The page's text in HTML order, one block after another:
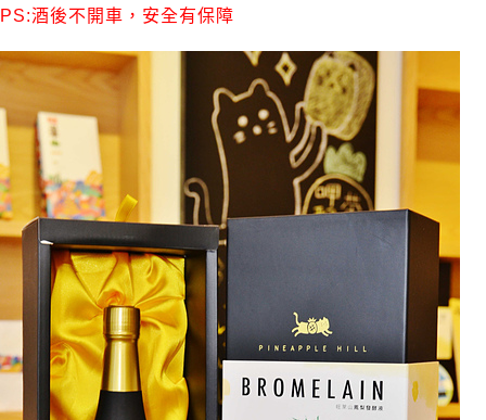
PS:酒後不開車，安全有保障